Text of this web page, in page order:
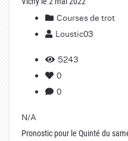
Courses de trot
Loustic03
5243
0
0
N/A
Pronostic pour le Quinté du